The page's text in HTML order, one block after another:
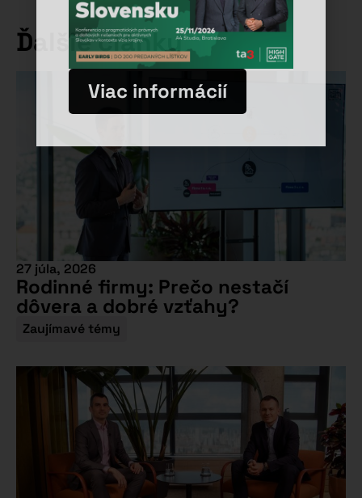
Ďalšie články
27 júla, 2026
Rodinné firmy: Prečo nestačí
dôvera a dobré vzťahy?
Zaujímavé témy
Viac informácií